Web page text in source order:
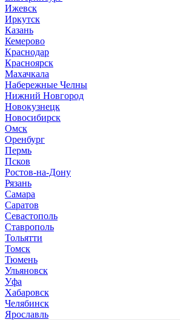
Ижевск
Иркутск
Казань
Кемерово
Краснодар
Красноярск
Махачкала
Набережные Челны
Нижний Новгород
Новокузнецк
Новосибирск
Омск
Оренбург
Пермь
Псков
Ростов-на-Дону
Рязань
Самара
Саратов
Севастополь
Ставрополь
Тольятти
Томск
Тюмень
Ульяновск
Уфа
Хабаровск
Челябинск
Ярославль